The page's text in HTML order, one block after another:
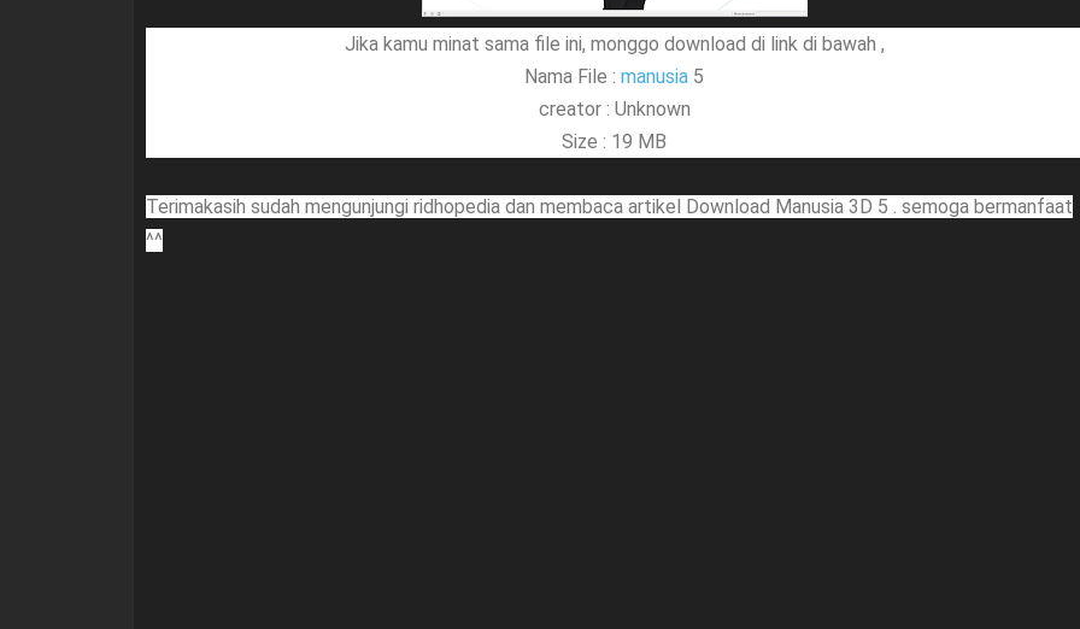
Jika kamu minat sama file ini, monggo download di link di bawah ,
Nama File : manusia 5
creator : Unknown
Size : 19 MB
Terimakasih sudah mengunjungi ridhopedia dan membaca artikel Download Manusia 3D 5 . semoga bermanfaat
^^